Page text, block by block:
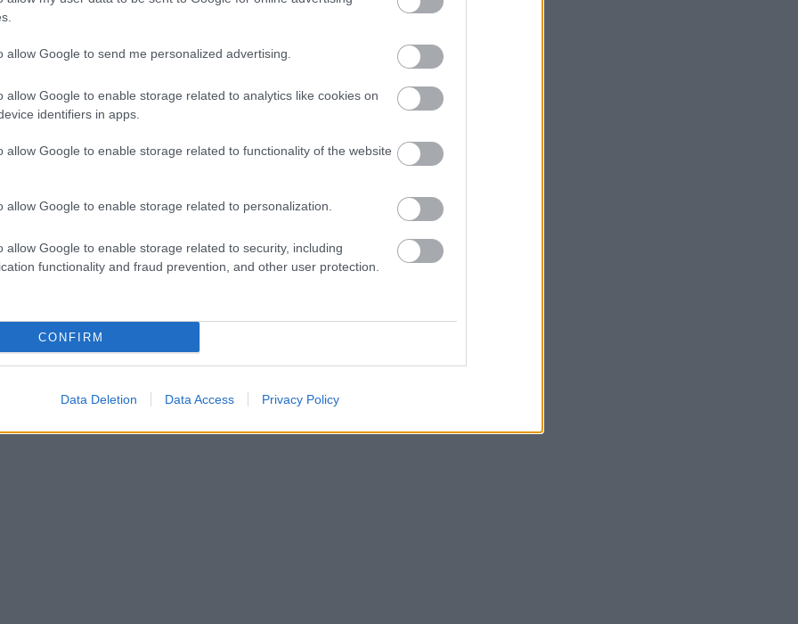
allow Google to send me personalized advertising.
allow Google to enable storage related to analytics like cookies on
identifiers in apps.
allow Google to enable storage related to functionality of the website
allow Google to enable storage related to personalization.
allow Google to enable storage related to security, including
functionality and fraud prevention, and other user protection.
CONFIRM
Data Deletion Data Access Privacy Policy
most ilyen
inkább
és
7636